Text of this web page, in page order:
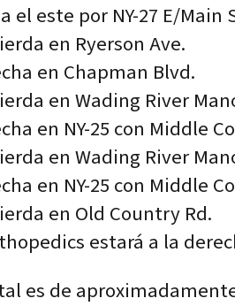
el este por NY-27 E/
en Ryerson Ave.
en Chapman Blvd.
en Wading River
en NY-25 con Middle
en Wading River
en NY-25 con Middle
en Old Country Rd.
estará a la
es de